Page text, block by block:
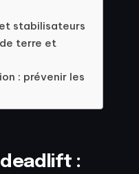
stabilisateurs
terre et
: prévenir les
: